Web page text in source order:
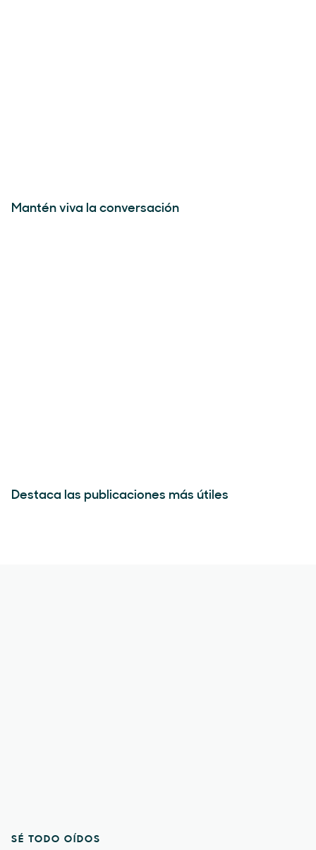
Mantén viva la conversación
Destaca las publicaciones más útiles
SÉ TODO OÍDOS